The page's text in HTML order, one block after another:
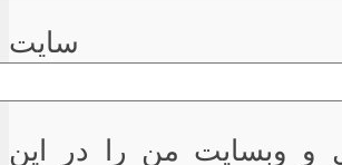
سایت
و وبسایت من را در این